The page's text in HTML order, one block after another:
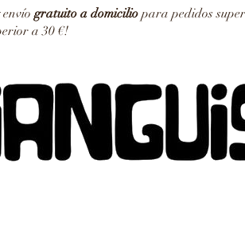
gratuito a domiciliopara pedidos
a 30 €!